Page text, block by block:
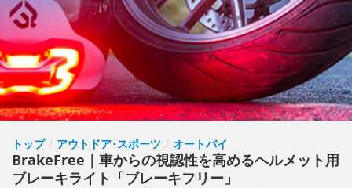
トップ / アウトドア･スポーツ / オートバイ
BrakeFree｜車からの視認性を高めるヘルメット用
ブレーキライト「ブレーキフリー」